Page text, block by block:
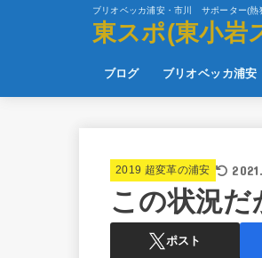
ブリオベッカ浦安・市川 サポーター(熱
東スポ(東小岩
ブログ ブリオベッカ浦
2019 超変革の浦安
この状況
ポスト